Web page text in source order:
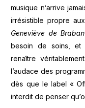
musique n’arrive
irrésistible propre
Geneviève de
besoin de soins, et
renaître
l’audace des
dès que le label «
interdit de penser